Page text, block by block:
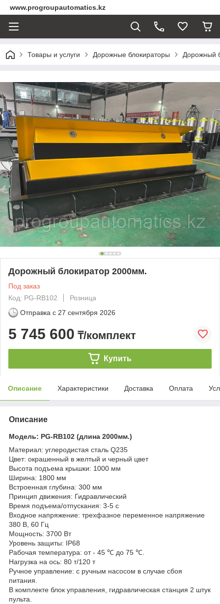
www.progroupautomatics.kz
Товары и услуги Дорожные блокираторы Дорожный
Дорожный блокиратор 2000мм.
Под заказ
Код: PG-RB102
Розница
Отправка с 27 сентября 2026
5 745 600 ₸/комплект
Купить
Описание Характеристики Доставка Оплата
Описание
Модель: PG-RB102 (длина 2000мм.)
Материал: углеродистая сталь Q235
Цвет: окрашенный в желтый и черный цвет
Высота подъема крышки: 1000 мм
Ширина: 1800 мм
Встроенная глубина: 300 мм
Принцип движения: Гидравлический
Время подъема/отпускания: 3-5 с
Входное напряжение: трехфазное переменное напряжение
380 В, 60 Гц
Мощность: 3700 Вт
Уровень защиты: IP68
Рабочая температура: от - 45 ℃ до 75 ℃.
Нагрузка на ось: 80 т/120 т
Ручное управление: с ручным насосом в случае сбоя
питания.
В комплекте блок управления, гидравлическая станция 2 штук
пульта.